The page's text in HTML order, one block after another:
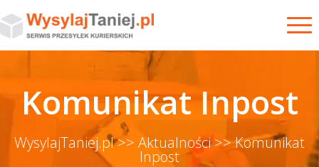
Komunikat Inpost
WysylajTaniej.pl >> Aktualności >>Komunikat
Inpost